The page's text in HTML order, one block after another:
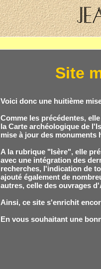
Site
Voici donc une huitième
Comme les précédentes,
la Carte archéologique de
mise à jour des monuments
A la rubrique "Isère", elle
avec une intégration des
recherches, l'indication de
ajouté également de
autres, celle des ouvrages
Ainsi, ce site s'enrichit
En vous souhaitant une